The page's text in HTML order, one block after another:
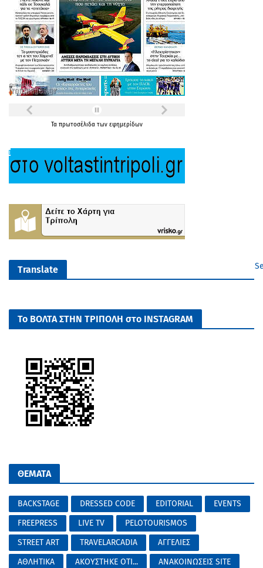
Τα πρωτοσέλιδα των εφημερίδων
Translate
Το ΒΟΛΤΑ ΣΤΗΝ ΤΡΙΠΟΛΗ στο INSTAGRAM
ΘΕΜΑΤΑ
BACKSTAGE DRESSED CODE EDITORIAL
EVENTS
FREEPRESS
LIVE TV
PELOTOURISMOS
STREET ART
TRAVELARCADIA
ΑΓΓΕΛΙΕΣ
ΑΘΛΗΤΙΚΑ
ΑΚΟΥΣΤΗΚΕ ΟΤΙ...
ΑΝΑΚΟΙΝΩΣΕΙΣ SITE